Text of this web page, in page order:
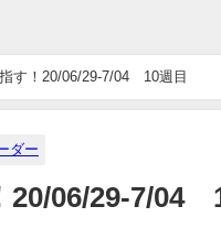
す！20/06/29-7/04 10週目
ダー
20/06/29-7/04